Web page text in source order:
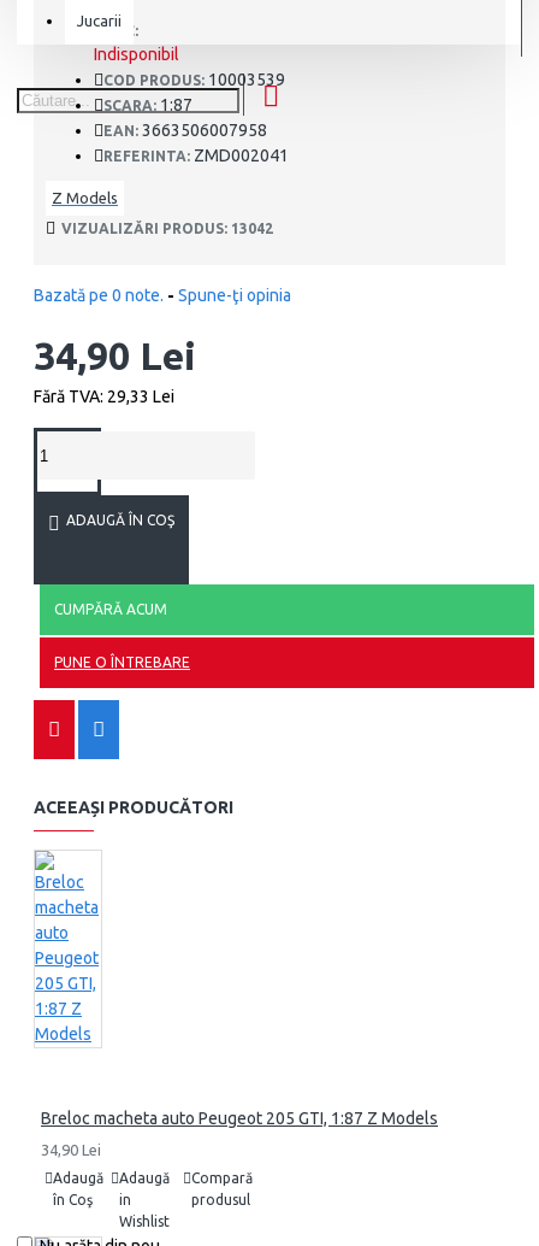
Jucarii
STOC:
Indisponibil
COD PRODUS: 10003539
SCARA: 1:87
EAN: 3663506007958
REFERINTA: ZMD002041
Z Models
VIZUALIZĂRI PRODUS: 13042
Bazată pe 0 note. - Spune-ţi opinia
34,90 Lei
Fără TVA: 29,33 Lei
ADAUGĂ ÎN COŞ
CUMPĂRĂ ACUM
PUNE O ÎNTREBARE
ACEEAȘI PRODUCĂTORI
Breloc macheta auto Peugeot 205 GTI, 1:87 Z Models
34,90 Lei
Adaugă
în Coş
Adaugă
in
Wishlist
Compară
produsul